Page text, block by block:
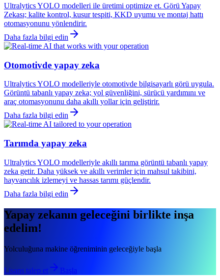
Ultralytics YOLO modelleri ile üretimi optimize et. Görü Yapay
Zekası; kalite kontrol, kusur tespiti, KKD uyumu ve montaj hattı
otomasyonunu yönlendirir.
Daha fazla bilgi edin
Otomotivde yapay zeka
Ultralytics YOLO modelleriyle otomotivde bilgisayarlı görü uygula.
Görüntü tabanlı yapay zeka; yol güvenliğini, sürücü yardımını ve
araç otomasyonunu daha akıllı yollar için geliştirir.
Daha fazla bilgi edin
Tarımda yapay zeka
Ultralytics YOLO modelleriyle akıllı tarıma görüntü tabanlı yapay
zeka getir. Daha yüksek ve akıllı verimler için mahsul takibini,
hayvancılık izlemeyi ve hassas tarımı güçlendir.
Daha fazla bilgi edin
Yapay zekanın geleceğini birlikte inşa
edelim!
Yolculuğuna makine öğreniminin geleceğiyle başla
Lisans talep et Başla